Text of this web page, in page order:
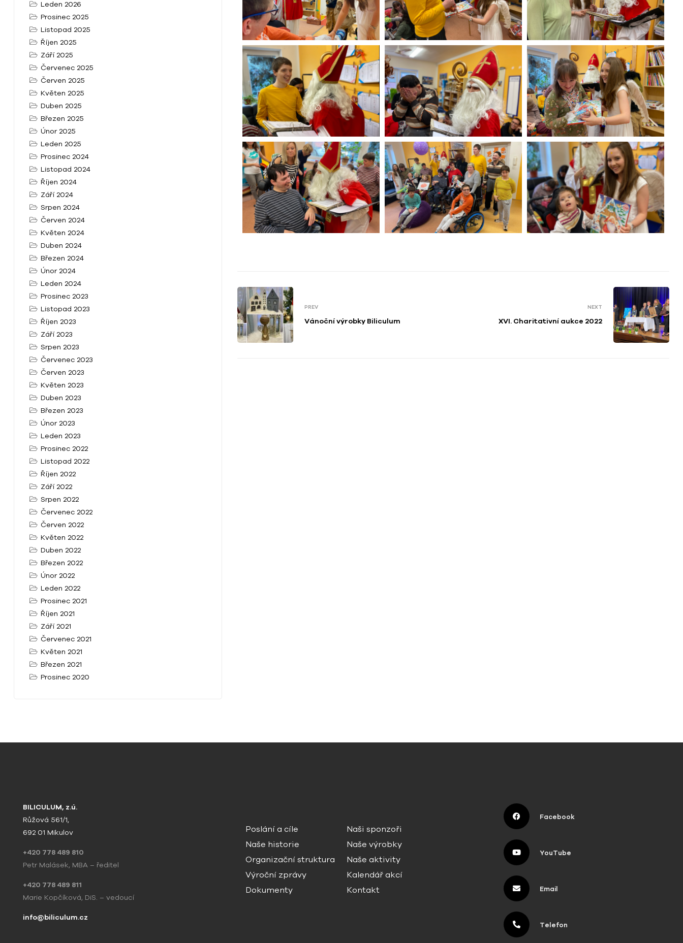
PREV
Vánoční výrobky Biliculum
NEXT
XVI. Charitativní aukce 2022
Leden 2026
Prosinec 2025
Listopad 2025
Říjen 2025
Září 2025
Červenec 2025
Červen 2025
Květen 2025
Duben 2025
Březen 2025
Únor 2025
Leden 2025
Prosinec 2024
Listopad 2024
Říjen 2024
Září 2024
Srpen 2024
Červen 2024
Květen 2024
Duben 2024
Březen 2024
Únor 2024
Leden 2024
Prosinec 2023
Listopad 2023
Říjen 2023
Září 2023
Srpen 2023
Červenec 2023
Červen 2023
Květen 2023
Duben 2023
Březen 2023
Únor 2023
Leden 2023
Prosinec 2022
Listopad 2022
Říjen 2022
Září 2022
Srpen 2022
Červenec 2022
Červen 2022
Květen 2022
Duben 2022
Březen 2022
Únor 2022
Leden 2022
Prosinec 2021
Říjen 2021
Září 2021
Červenec 2021
Květen 2021
Březen 2021
Prosinec 2020
BILICULUM, z.ú.
Růžová 561/1,
692 01 Mikulov
+420 778 489 810
Petr Malásek, MBA – ředitel
+420 778 489 811
Marie Kopčíková, DiS. – vedoucí
info@biliculum.cz
Poslání a cíle
Naše historie
Organizační struktura
Výroční zprávy
Dokumenty
Naši sponzoři
Naše výrobky
Naše aktivity
Kalendář akcí
Kontakt
Facebook
YouTube
Email
Telefon